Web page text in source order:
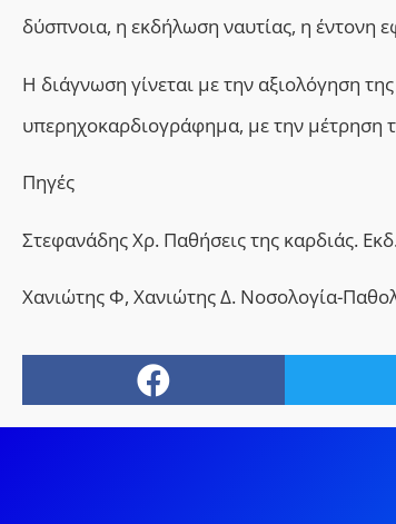
δύσπνοια, η εκδήλωση ναυτίας, η έντονη
Η διάγνωση γίνεται με την αξιολόγηση
υπερηχοκαρδιογράφημα, με την μέτρηση
Πηγές
Στεφανάδης Χρ. Παθήσεις της καρδιάς.
Χανιώτης Φ, Χανιώτης Δ. Νοσολογία-